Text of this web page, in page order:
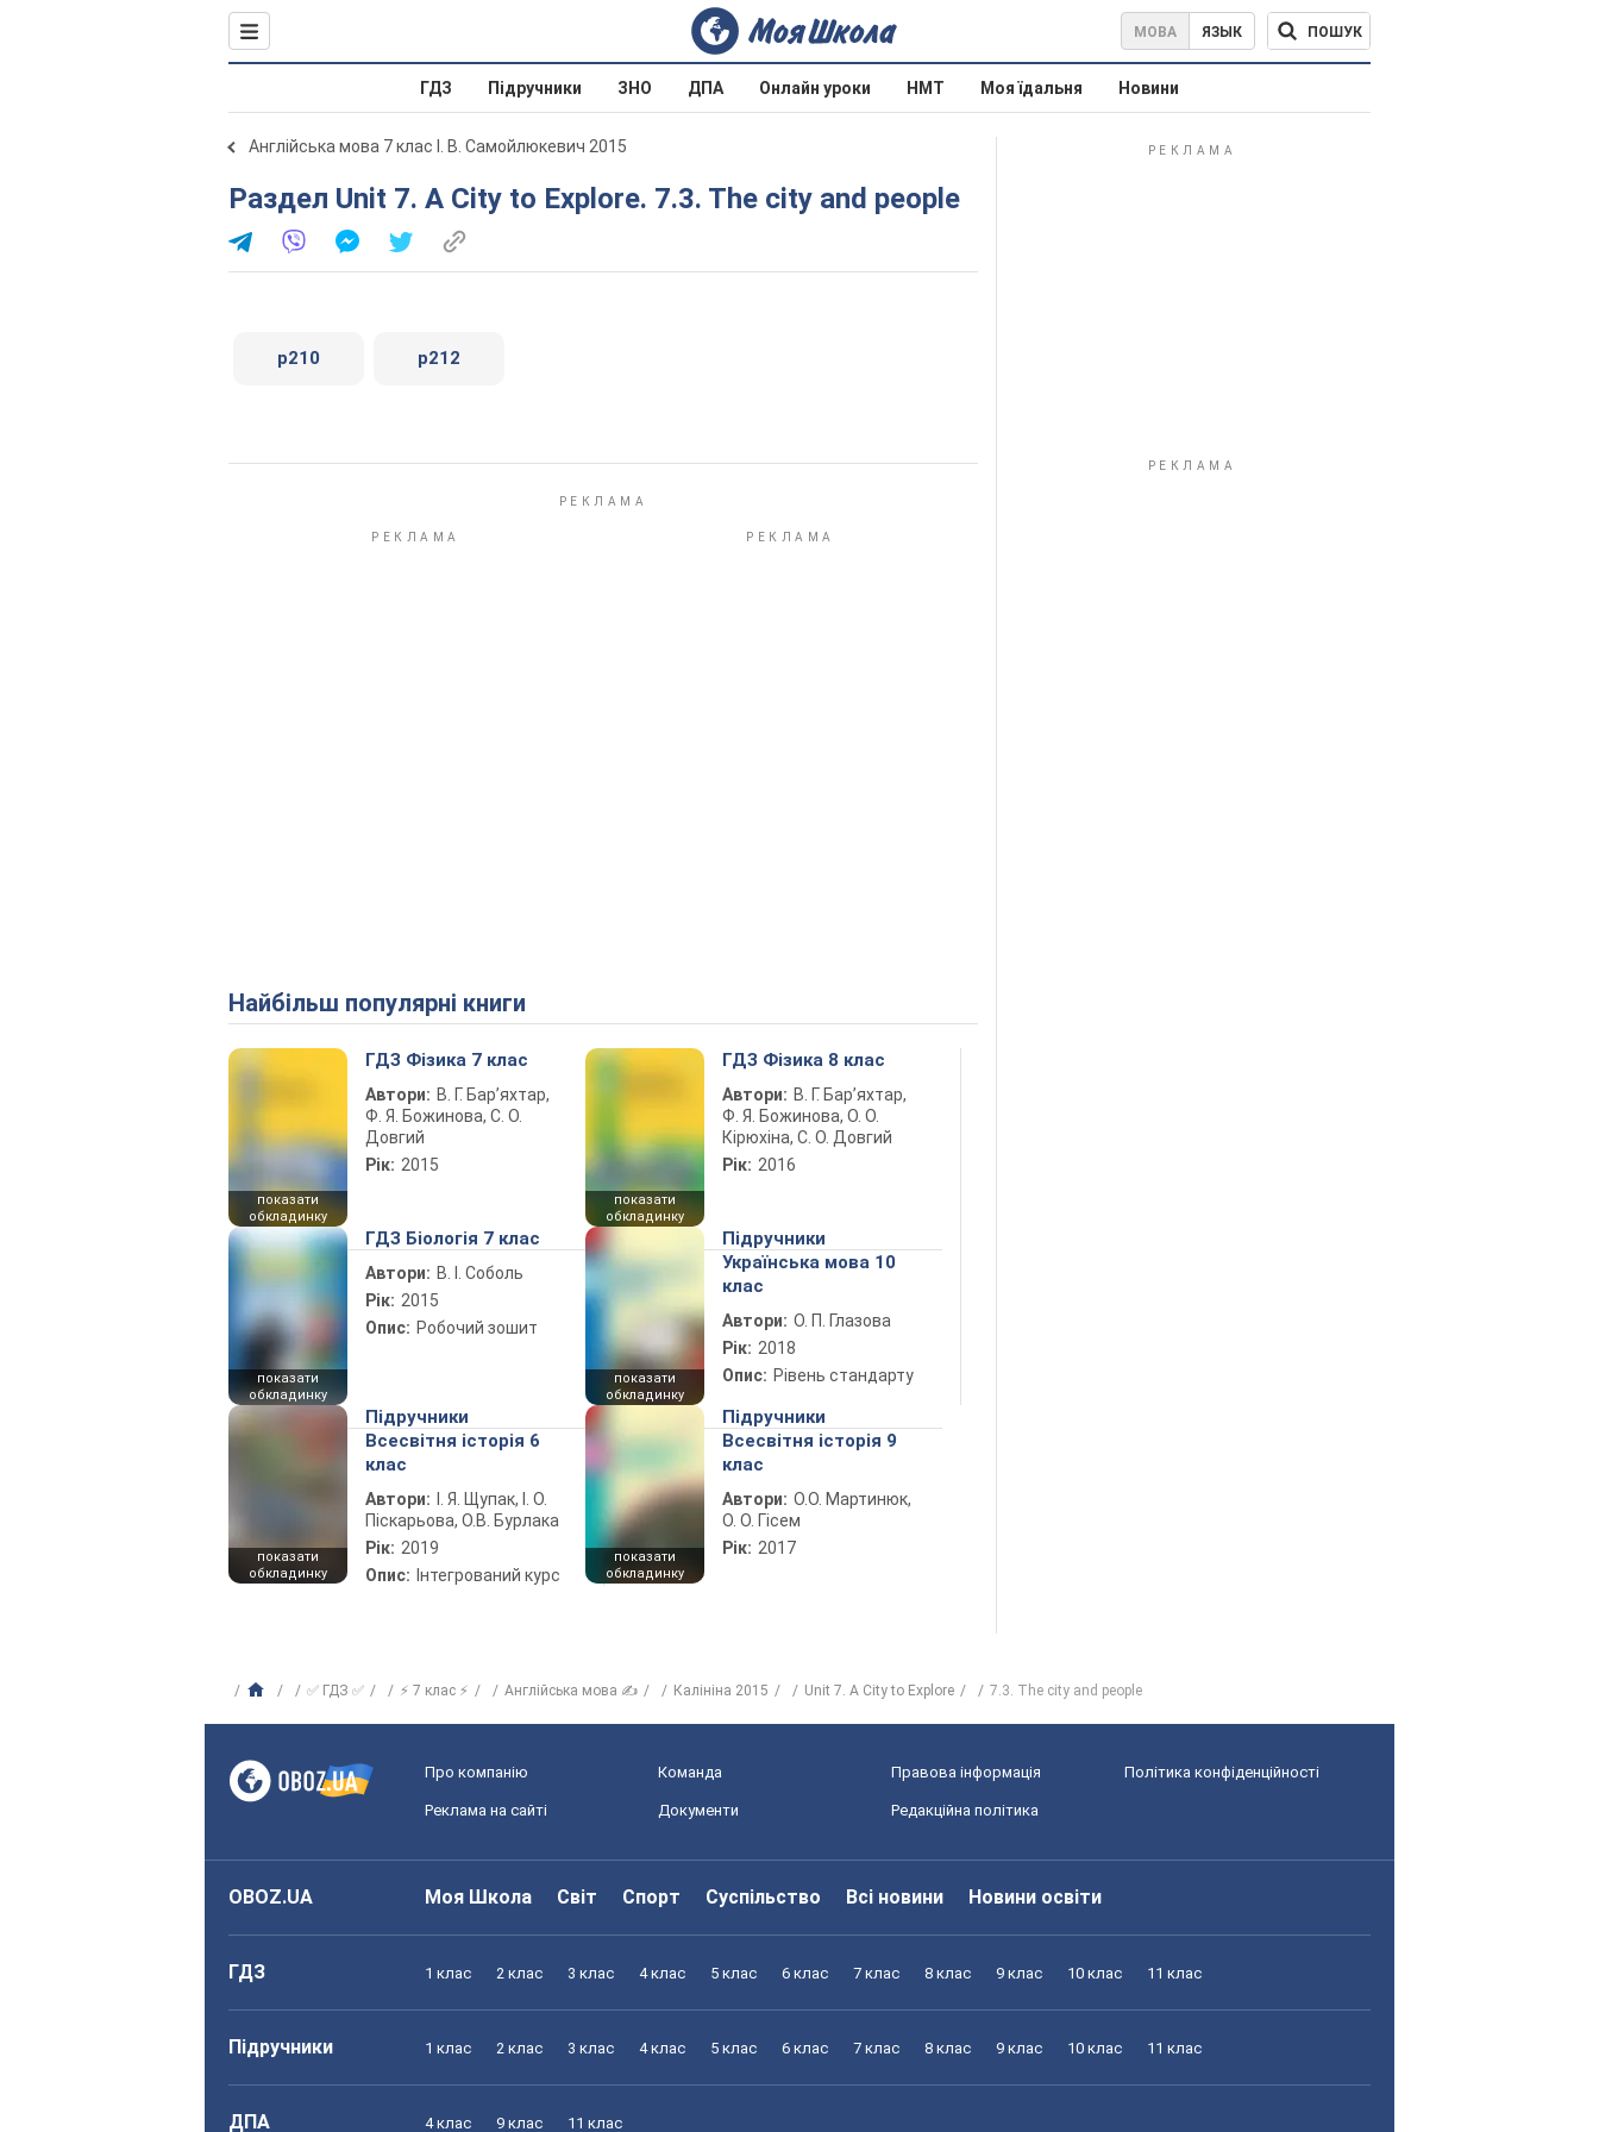
МОВА ЯЗЫК ПОШУК
ГДЗ Підручники ЗНО ДПА Онлайн уроки НМТ Моя їдальня Новини
Англійська мова 7 клас І. В. Самойлюкевич 2015
Раздел Unit 7. A City to Explore. 7.3. The city and people
p210 p212
Найбільш популярні книги
показати
обкладинку
ГДЗ Фізика 7 клас
Автори: В. Г. Бар’яхтар,
Ф. Я. Божинова, С. О.
Довгий
Рік: 2015
показати
обкладинку
ГДЗ Фізика 8 клас
Автори: В. Г. Бар’яхтар,
Ф. Я. Божинова, О. О.
Кірюхіна, С. О. Довгий
Рік: 2016
показати
обкладинку
ГДЗ Біологія 7 клас
Автори: В. І. Соболь
Рік: 2015
Опис: Робочий зошит
показати
обкладинку
Підручники
Українська мова 10
клас
Автори: О. П. Глазова
Рік: 2018
Опис: Рівень стандарту
показати
обкладинку
Підручники
Всесвітня історія 6
клас
Автори:
І. Я. Щупак, І. О.
Піскарьова, О.В. Бурлака
Рік: 2019
Опис: Інтегрований курс
показати
обкладинку
Підручники
Всесвітня історія 9
клас
Автори: О.О. Мартинюк,
О. О. Гісем
Рік: 2017
✅ ГДЗ ✅ ⚡ 7 клас ⚡ Англійська мова ✍ Калініна 2015 Unit 7. A City to Explore 7.3. The city and people
Про компанію Команда Правова інформація Політика конфіденційності
Реклама на сайті Документи Редакційна політика
OBOZ.UA Моя Школа Світ Спорт Суспільство Всі новини Новини освіти
ГДЗ 1 клас 2 клас 3 клас 4 клас 5 клас 6 клас 7 клас 8 клас 9 клас 10 клас 11 клас
Підручники 1 клас 2 клас 3 клас 4 клас 5 клас 6 клас 7 клас 8 клас 9 клас 10 клас 11 клас
ДПА 4 клас 9 клас 11 клас